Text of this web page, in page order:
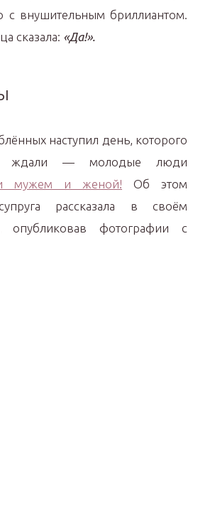
с внушительным бриллиантом.
сказала: «Да!».
наступил день, которого
ждали — молодые люди
мужем и женой! Об этом
рассказала в своём
опубликовав фотографии с